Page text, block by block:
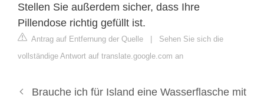
Stellen Sie außerdem sicher, dass Ihre
Pillendose richtig gefüllt ist.
Antrag auf Entfernung der Quelle | Sehen Sie sich die
vollständige Antwort auf translate.google.com an
Brauche ich für Island eine Wasserflasche mit